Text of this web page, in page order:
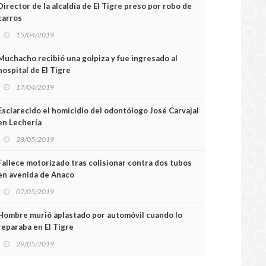
de la alcaldía de El Tigre preso por robo de
15/04/2019
recibió una golpiza y fue ingresado al
de El Tigre
17/04/2019
el homicidio del odontólogo José Carvajal
Lechería
28/05/2019
motorizado tras colisionar contra dos tubos
avenida de Anaco
07/05/2019
murió aplastado por automóvil cuando lo
en El Tigre
29/05/2019